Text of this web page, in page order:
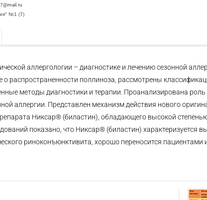
№1 (7)
аллергологии – диагностике и лечению сезонной
распространенности поллиноза, рассмотрены
методы диагностики и терапии. Проанализирована
аллергии. Представлен механизм действия нового
Никсар® (биластин), обладающего высокой
показано, что Никсар® (биластин) характеризуется
риноконъюнктивита, хорошо переносится пациентами